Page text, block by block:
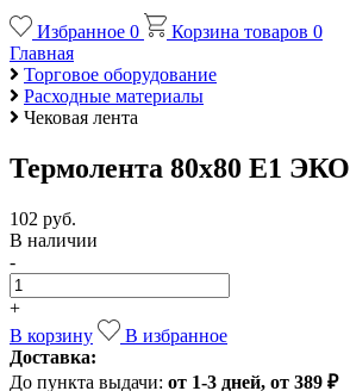
Избранное 0 Корзина товаров 0
Главная
Торговое оборудование
Расходные материалы
Чековая лента
Термолента 80х80 Е1 ЭКО
102 руб.
В наличии
-
+
В корзину
В избранное
Доставка:
До пункта выдачи: от 1-3 дней, от 389 ₽